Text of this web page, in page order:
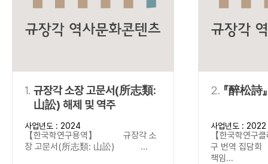
정조 AND 정약용
색
OR 정조 OR 정약용 “정조” 또는 “정
동시에 여러 개의 연산자를 사용할 수 있습니다.
1. 규장각 소장 고문서(所志類:
山訟) 해제 및 역주
사업년도 : 2024
【한국학연구용역】 규장각 소
장 고문서(所志類: 山訟) ...
2. 『醉松詩
사업년도 : 2022
【한국학연구
구 번역 집
책임...